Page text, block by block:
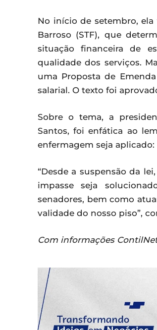
No início de setembro,
Barroso (STF), que
situação financeira de
qualidade dos serviços.
uma Proposta de
salarial. O texto foi
Sobre o tema, a
Santos, foi enfática ao
enfermagem seja aplicado:
“Desde a suspensão da
impasse seja
senadores, bem como
validade do nosso piso”,
Com informações